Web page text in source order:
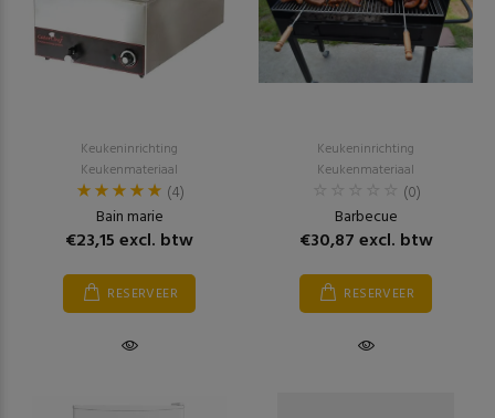
Keukeninrichting
Keukenmateriaal
(4)
Bain marie
€23,15 excl. btw
RESERVEER
Keukeninrichting
Keukenmateriaal
(0)
Barbecue
€30,87 excl. btw
RESERVEER